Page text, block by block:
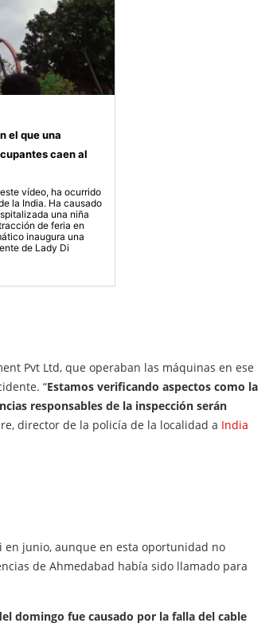
el que una
caen al
vídeo, ha ocurrido
la India. Ha causado
una niña
de feria en
inaugura una
de Lady Di
Pvt Ltd, que operaban las máquinas en ese
“Estamos verificando aspectos como la
responsables de la inspección serán
director de la policía de la localidad a India
junio, aunque en esta oportunidad no
de Ahmedabad había sido llamado para
domingo fue causado por la falla del cable